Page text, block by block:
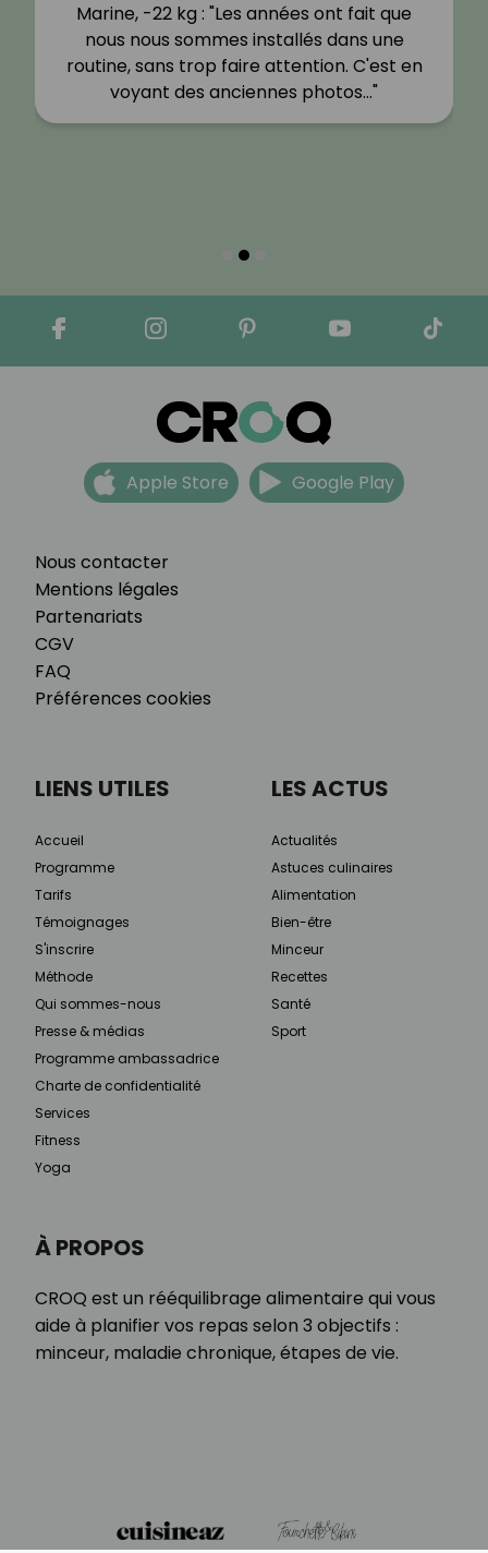
Marine, -22 kg : "Les années ont fait que
nous nous sommes installés dans une
routine, sans trop faire attention. C'est en
voyant des anciennes photos…"
Nous contacter
Mentions légales
Partenariats
CGV
FAQ
Préférences cookies
Apple Store Google Play
À PROPOS
CROQ est un rééquilibrage alimentaire qui vous
aide à planifier vos repas selon 3 objectifs :
minceur, maladie chronique, étapes de vie.
LIENS UTILES
Accueil
Programme
Tarifs
Témoignages
S'inscrire
Méthode
Qui sommes-nous
Presse & médias
Programme ambassadrice
Charte de confidentialité
Services
Fitness
Yoga
LES ACTUS
Actualités
Astuces culinaires
Alimentation
Bien-être
Minceur
Recettes
Santé
Sport